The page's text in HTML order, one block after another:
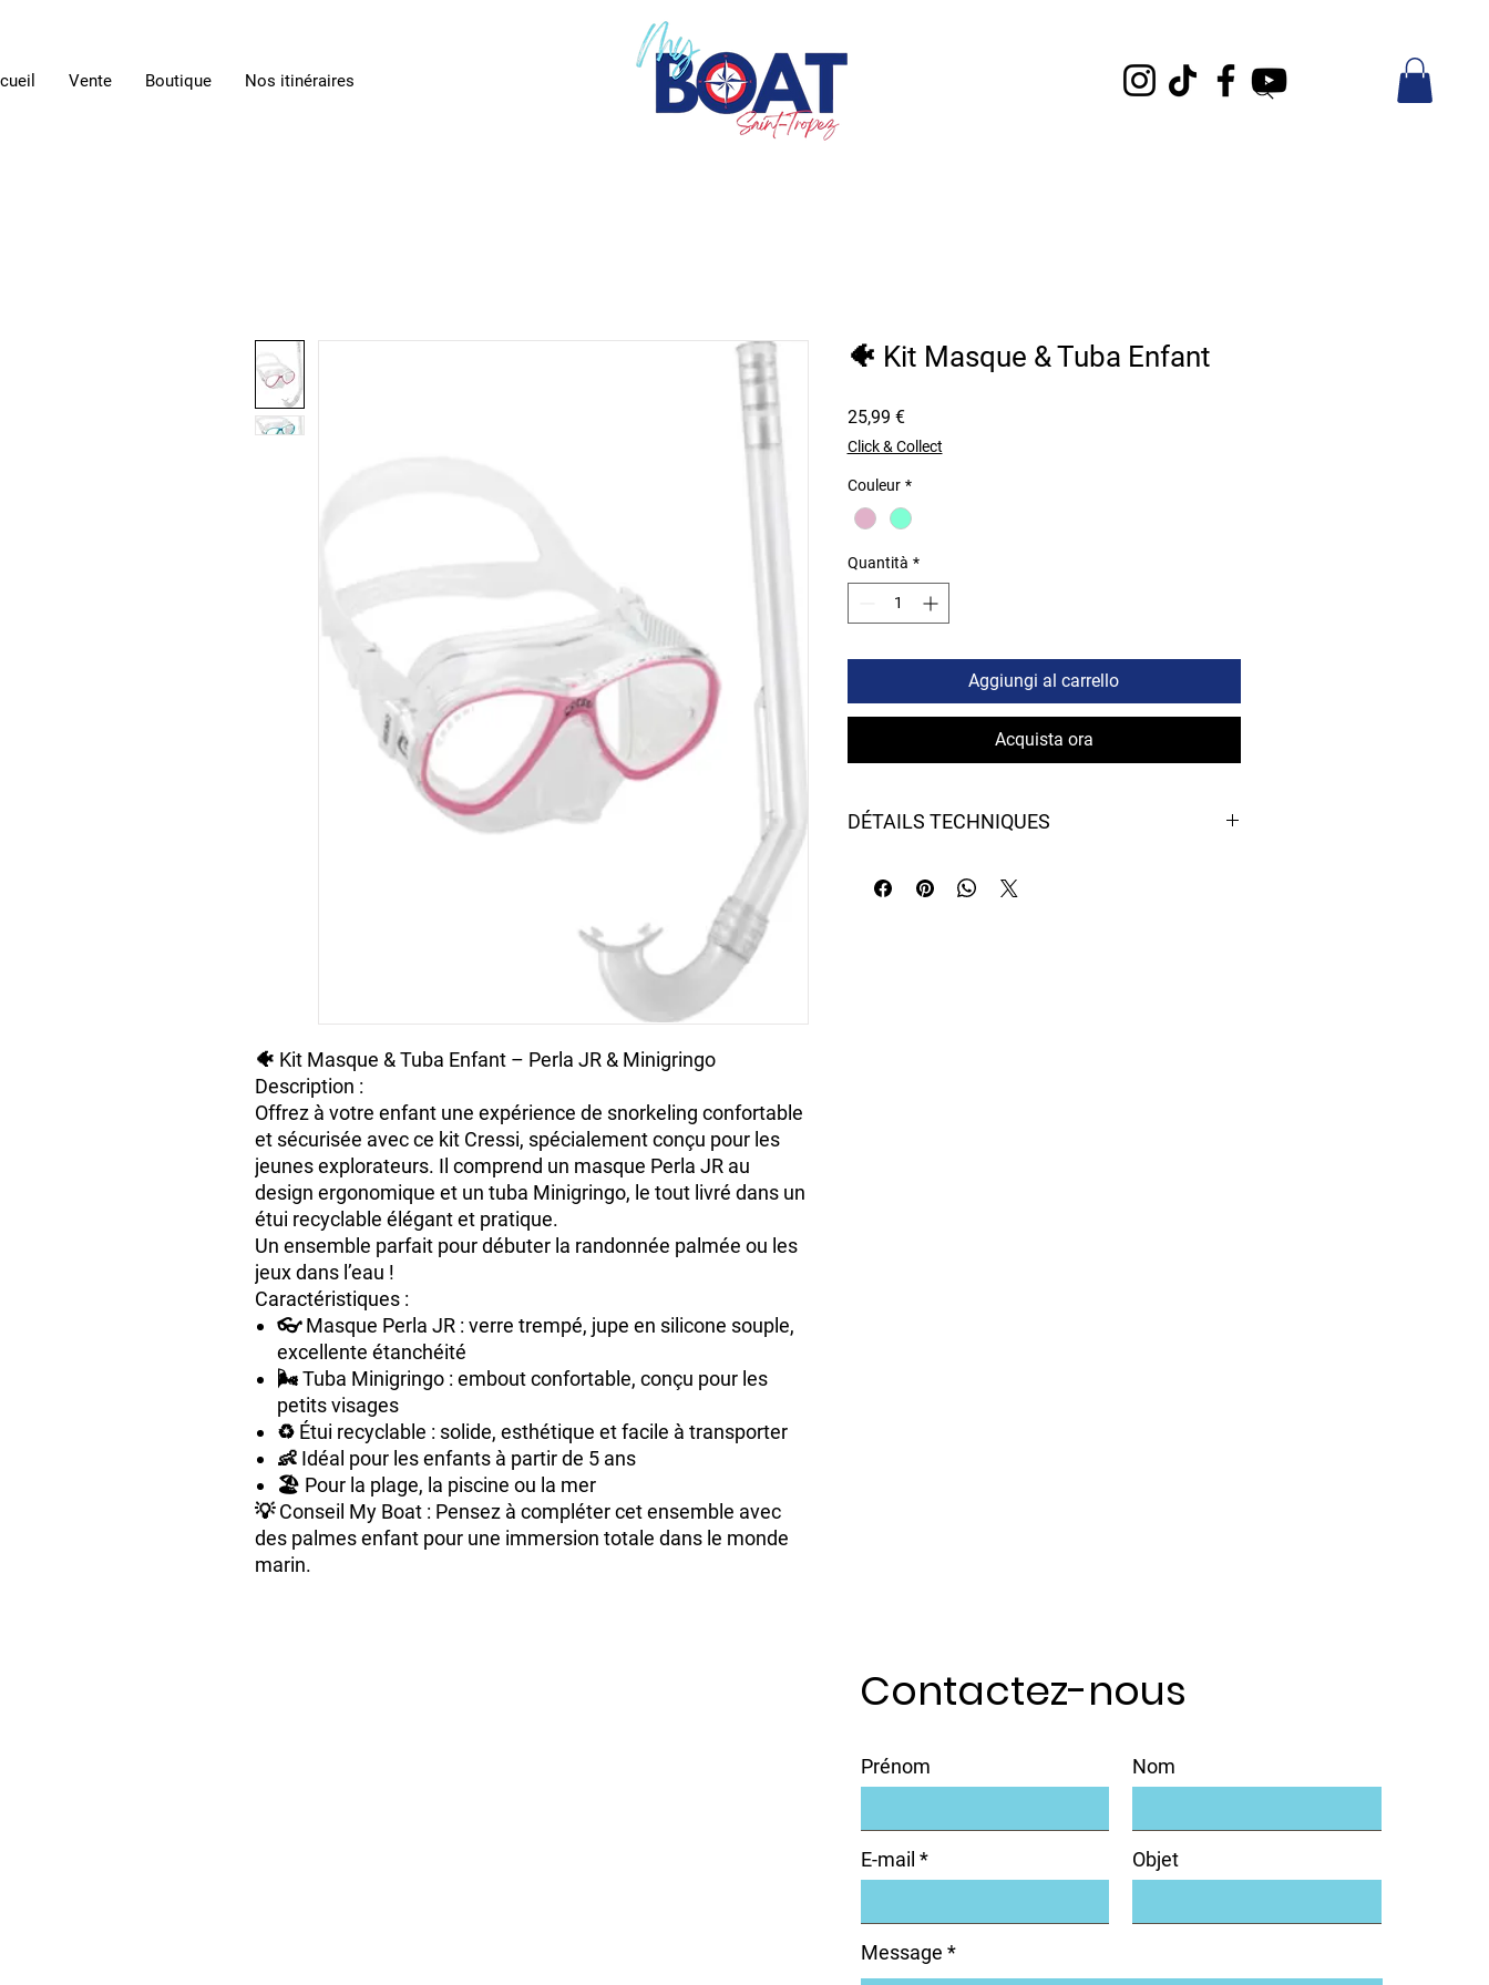
Vente Boutique Nos itinéraires
🐠 Kit Masque & Tuba Enfant – Perla JR & Minigringo
Description :
Offrez à votre enfant une expérience de snorkeling confortable
et sécurisée avec ce kit Cressi, spécialement conçu pour les
jeunes explorateurs. Il comprend un masque Perla JRau
design ergonomique et un tuba Minigringo, le tout livré dans un
étui recyclable élégant et pratique.
Un ensemble parfait pour débuter la randonnée palmée ou les
jeux dans l’eau !
Caractéristiques :
👓Masque Perla JR: verre trempé, jupe en silicone souple,
excellente étanchéité
🌬️Tuba Minigringo: embout confortable, conçu pour les
petits visages
♻️ Étui recyclable : solide, esthétique et facile à transporter
👶 Idéal pour les enfantsà partir de 5 ans
🏖️ Pour la plage, la piscine ou la mer
💡Conseil My Boat: Pensez à compléter cet ensemble avec
des palmes enfant pour une immersion totale dans le monde
marin.
🐠 Kit Masque & Tuba Enfant
25,99 €Prezzo
Click & Collect
Couleur *
Quantità *
Aggiungi al carrello
Acquista ora
DÉTAILS TECHNIQUES
natation et la plongée sous-marine
Contactez-nous
Prénom Nom
E-mail Objet
Message